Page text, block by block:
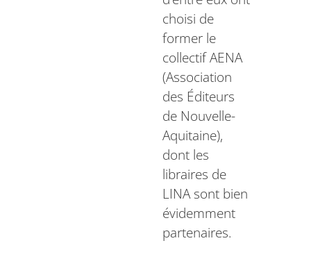
choisi de
former le
collectif AENA
(Association
des Éditeurs
de Nouvelle-
Aquitaine),
dont les
libraires de
LINA sont bien
évidemment
partenaires.